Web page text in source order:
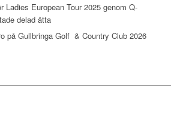
Ladies European Tour 2025 genom Q-
delad åtta
på Gullbringa Golf & Country Club 2026